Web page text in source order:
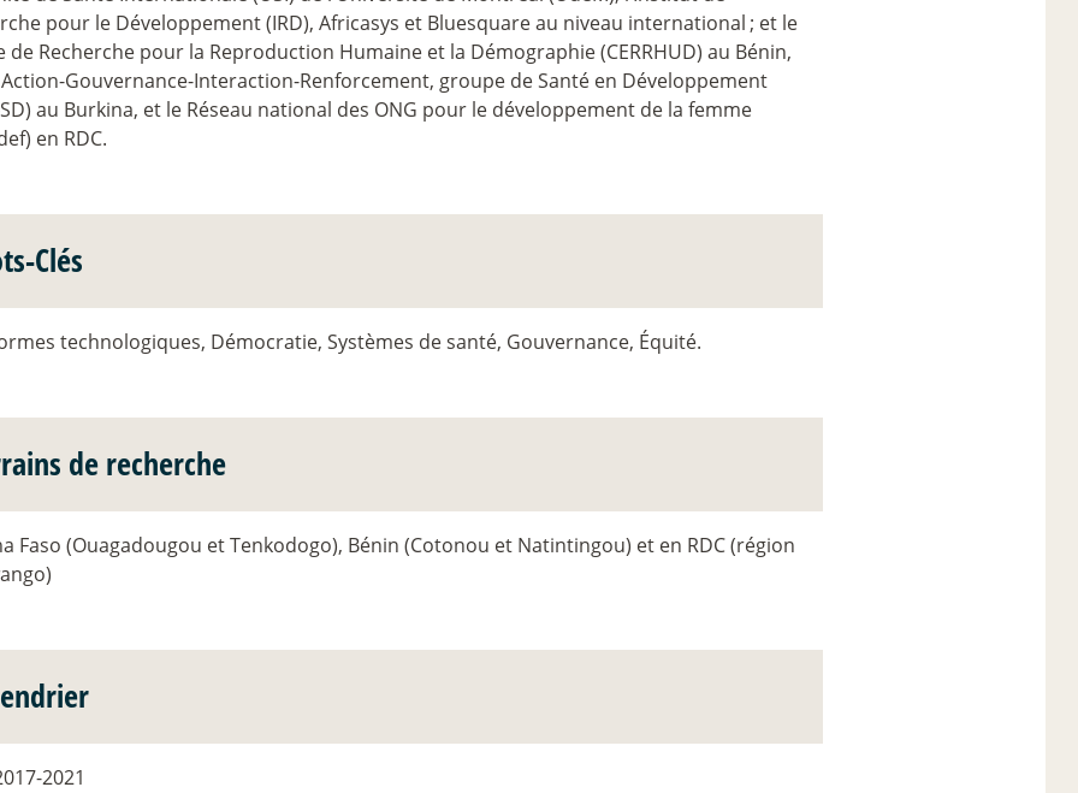
pour le Développement (IRD), Africasys et Bluesquare au niveau international ; et le
de Recherche pour la Reproduction Humaine et la Démographie (CERRHUD) au Bénin,
Action-Gouvernance-Interaction-Renforcement, groupe de Santé en Développement
SD) au Burkina, et le Réseau national des ONG pour le développement de la femme
en RDC.
Clés
technologiques, Démocratie, Systèmes de santé, Gouvernance, Équité.
de recherche
Faso (Ouagadougou et Tenkodogo), Bénin (Cotonou et Natintingou) et en RDC (région
2021